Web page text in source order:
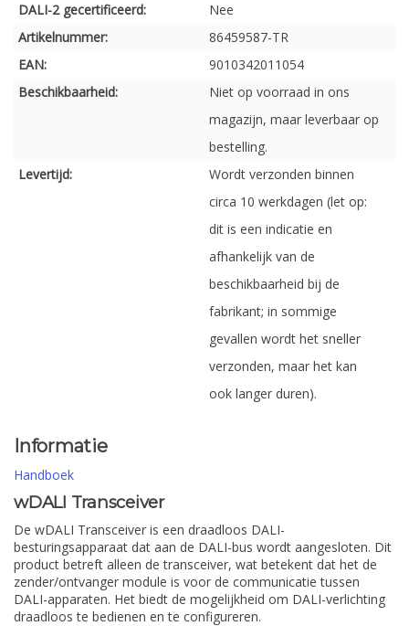
DALI-2 gecertificeerd:
Nee
Artikelnummer:
86459587-TR
EAN:
9010342011054
Beschikbaarheid:
Niet op voorraad in ons
magazijn, maar leverbaar op
bestelling.
Levertijd:
Wordt verzonden binnen
circa 10 werkdagen (let op:
dit is een indicatie en
afhankelijk van de
beschikbaarheid bij de
fabrikant; in sommige
gevallen wordt het sneller
verzonden, maar het kan
ook langer duren).
Informatie
Handboek
wDALI Transceiver
De wDALI Transceiver is een draadloos DALI-
besturingsapparaat dat aan de DALI-bus wordt aangesloten. Dit
product betreft alleen de transceiver, wat betekent dat het de
zender/ontvanger module is voor de communicatie tussen
DALI-apparaten. Het biedt de mogelijkheid om DALI-verlichting
draadloos te bedienen en te configureren.